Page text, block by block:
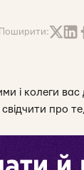
Поширити:
і колеги
про